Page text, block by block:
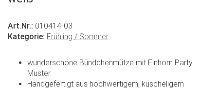
Art.Nr.: 010414-03
Kategorie: Frühling / Sommer
wunderschöne Bündchenmütze mit Einhorn Party
Muster
Handgefertigt aus hochwertigem, kuscheligem